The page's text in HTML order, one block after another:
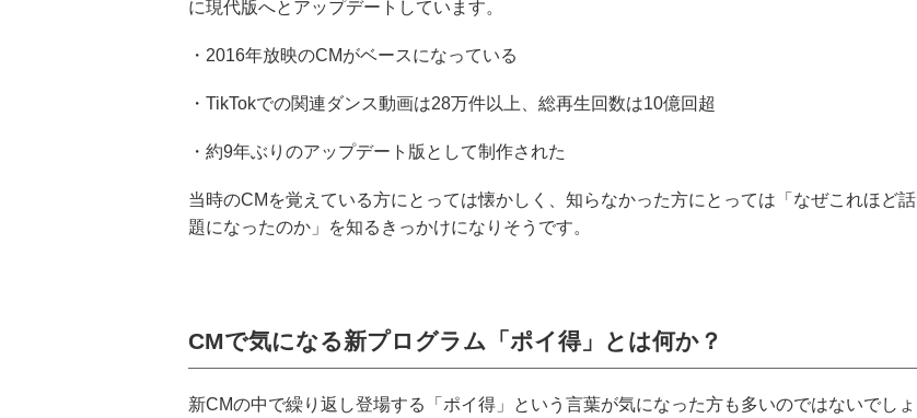
に現代版へとアップデートしています。
・2016年放映のCMがベースになっている
・TikTokでの関連ダンス動画は28万件以上、総再生回数は10億回超
・約9年ぶりのアップデート版として制作された
当時のCMを覚えている方にとっては懐かしく、知らなかった方にとっては「なぜこれほど話
題になったのか」を知るきっかけになりそうです。
CMで気になる新プログラム「ポイ得」とは何か？
新CMの中で繰り返し登場する「ポイ得」という言葉が気になった方も多いのではないでしょ